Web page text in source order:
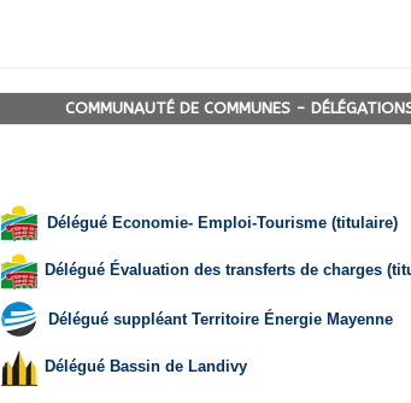
COMMUNAUTÉ DE COMMUNES -
Délégué Economie- Emploi-Tourisme (titulaire)
Délégué Évaluation des transferts de charges
Délégué suppléant Territoire Énergie Mayenne
Délégué Bassin de Landivy